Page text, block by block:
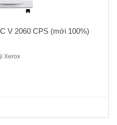
V 2060 CPS (mới 100%)
Xerox
Xerox DC V 2060 CPS ( Mới
mạng, Scan màu mạng.Màn hình
giấy sao chụp: A3 – A5.Tốc độ